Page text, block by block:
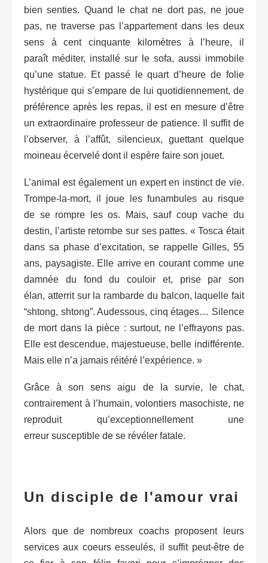
bien senties. Quand le chat ne dort pas, ne joue
pas, ne traverse pas l’appartement dans les deux
sens à cent cinquante kilomètres à l’heure, il
paraît méditer, installé sur le sofa, aussi immobile
qu’une statue. Et passé le quart d’heure de folie
hystérique qui s’empare de lui quotidiennement, de
préférence après les repas, il est en mesure d’être
un extraordinaire professeur de patience. Il suffit de
l’observer, à l’affût, silencieux, guettant quelque
moineau écervelé dont il espère faire son jouet.
L’animal est également un expert en instinct de vie.
Trompe-la-mort, il joue les funambules au risque
de se rompre les os. Mais, sauf coup vache du
destin, l’artiste retombe sur ses pattes. « Tosca était
dans sa phase d’excitation, se rappelle Gilles, 55
ans, paysagiste. Elle arrive en courant comme une
damnée du fond du couloir et, prise par son
élan, atterrit sur la rambarde du balcon, laquelle fait
“shtong, shtong”. Audessous, cinq étages… Silence
de mort dans la pièce : surtout, ne l’effrayons pas.
Elle est descendue, majestueuse, belle indifférente.
Mais elle n’a jamais réitéré l’expérience. »
Grâce à son sens aigu de la survie, le chat,
contrairement à l’humain, volontiers masochiste, ne
reproduit qu’exceptionnellement une
erreur susceptible de se révéler fatale.
Un disciple de l'amour vrai
Alors que de nombreux coachs proposent leurs
services aux coeurs esseulés, il suffit peut-être de